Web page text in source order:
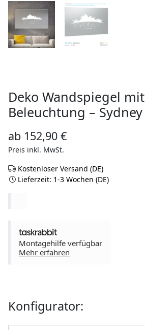
Deko Wandspiegel mit
Beleuchtung – Sydney
ab 152,90 €
Preis inkl. MwSt.
Kostenloser Versand (DE)
Lieferzeit: 1-3 Wochen (DE)
Montagehilfe verfügbar
Mehr erfahren
Konfigurator: